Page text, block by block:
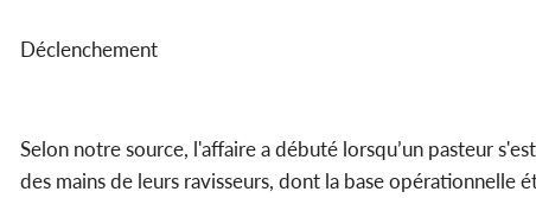
Déclenchement
Selon notre source, l'affaire a débuté lorsqu’un pasteur
des mains de leurs ravisseurs, dont la base opérationnelle